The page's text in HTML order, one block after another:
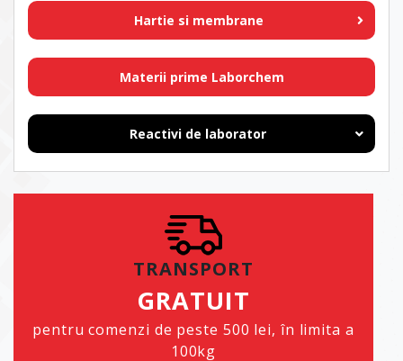
Hartie si membrane
Materii prime Laborchem
Reactivi de laborator
TRANSPORT
GRATUIT
pentru comenzi de peste 500 lei, în limita a
100kg